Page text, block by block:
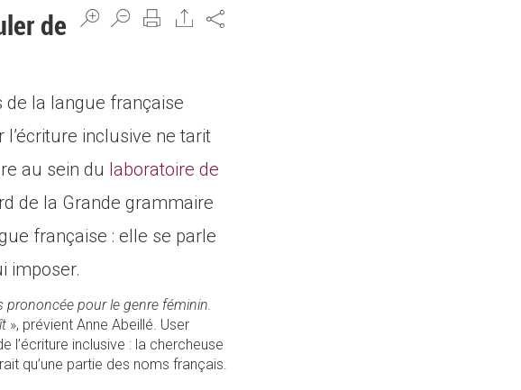
Share
de
la langue française
inclusive ne tarit
au sein du laboratoire de
de la Grande grammaire
française : elle se parle
imposer.
prononcée pour le genre féminin.
», prévient Anne Abeillé. User
inclusive : la chercheuse
qu’une partie des noms français.